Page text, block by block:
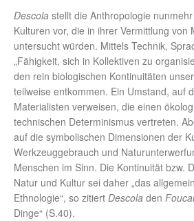
Descola stellt die Anthropologie
Kulturen vor, die in ihrer Vermittlung von
untersucht würden. Mittels Technik,
„Fähigkeit, sich in Kollektiven zu
den rein biologischen Kontinuitäten
teilweise entkommen. Ein Umstand, auf
Materialisten verweisen, die einen
technischen Determinismus vertreten.
auf die symbolischen Dimensionen der
Werkzeuggebrauch und
Menschen im Sinn. Die Kontinuität bzw.
Natur und Kultur sei daher „das
Ethnologie“, so zitiert Descola den
Dinge“ (S.40).